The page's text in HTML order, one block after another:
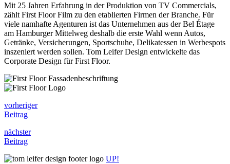
Mit 25 Jahren Erfahrung in der Produktion von TV Commercials,
zählt First Floor Film zu den etablierten Firmen der Branche. Für
viele namhafte Agenturen ist das Unternehmen aus der Bel Étage
am Hamburger Mittelweg deshalb die erste Wahl wenn Autos,
Getränke, Versicherungen, Sportschuhe, Delikatessen in Werbespots
inszeniert werden sollen. Tom Leifer Design entwickelte das
Corporate Design für First Floor.
vorheriger
Beitrag
nächster
Beitrag
UP!